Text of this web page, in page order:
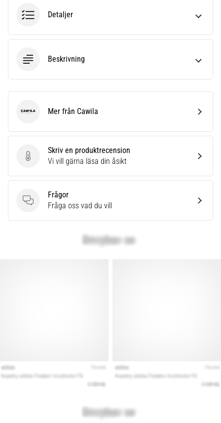
Detaljer
Beskrivning
Skriv en produktrecension
Skriv en produktrecension
Vi vill gärna läsa din åsikt
Frågor
Frågor
Fråga oss vad du vill
Cawila Mer från Cawila